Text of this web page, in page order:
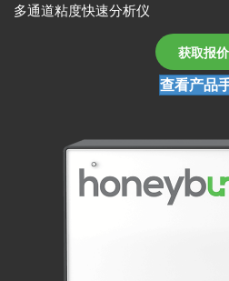
多通道粘度快速分析仪
获取报价
查看产品